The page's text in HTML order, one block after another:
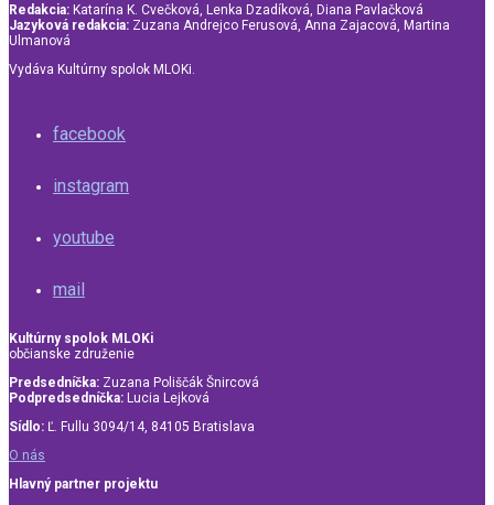
Redakcia: Katarína K. Cvečková, Lenka Dzadíková, Diana Pavlačková
Jazyková redakcia: Zuzana Andrejco Ferusová, Anna Zajacová, Martina
Ulmanová
Vydáva Kultúrny spolok MLOKi.
facebook
instagram
youtube
mail
Kultúrny spolok MLOKi
občianske združenie
Predsedníčka: Zuzana Poliščák Šnircová
Podpredsedníčka: Lucia Lejková
Sídlo: Ľ. Fullu 3094/14, 84105 Bratislava
O nás
Hlavný partner projektu